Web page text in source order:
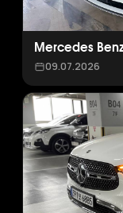
Mercedes
09.07.2026